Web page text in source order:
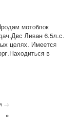
мотоблок
Ливан 6.5л.с.
целях. Имеется
в
→
»